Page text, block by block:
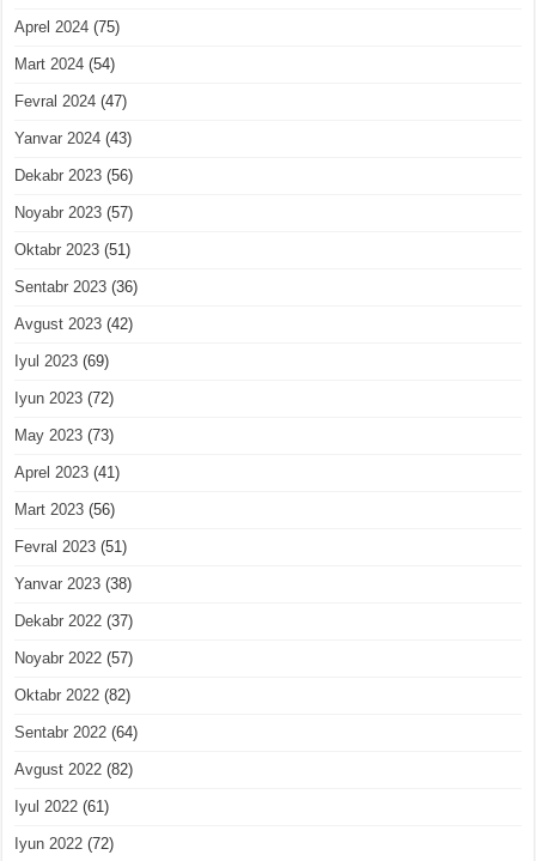
Aprel 2024 (75)
Mart 2024 (54)
Fevral 2024 (47)
Yanvar 2024 (43)
Dekabr 2023 (56)
Noyabr 2023 (57)
Oktabr 2023 (51)
Sentabr 2023 (36)
Avgust 2023 (42)
Iyul 2023 (69)
Iyun 2023 (72)
May 2023 (73)
Aprel 2023 (41)
Mart 2023 (56)
Fevral 2023 (51)
Yanvar 2023 (38)
Dekabr 2022 (37)
Noyabr 2022 (57)
Oktabr 2022 (82)
Sentabr 2022 (64)
Avgust 2022 (82)
Iyul 2022 (61)
Iyun 2022 (72)